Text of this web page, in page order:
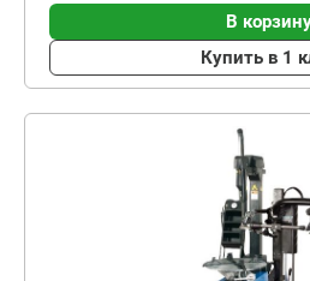
В
Купить в 1